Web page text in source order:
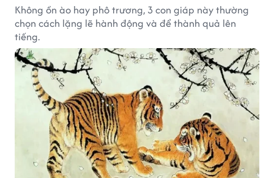
Không ồn ào hay phô trương, 3 con giáp này thường
chọn cách lặng lẽ hành động và để thành quả lên
tiếng.